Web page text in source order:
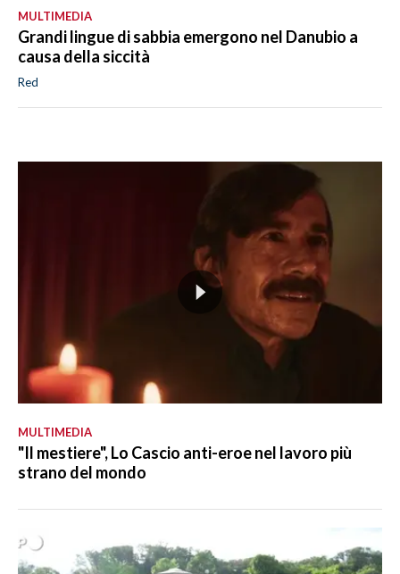
MULTIMEDIA
Grandi lingue di sabbia emergono nel Danubio a
causa della siccità
Red
MULTIMEDIA
"Il mestiere", Lo Cascio anti-eroe nel lavoro più
strano del mondo